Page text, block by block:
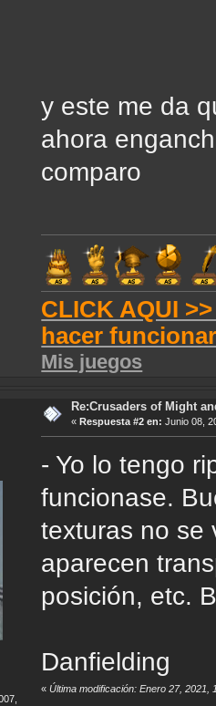
y este me da
ahora
comparo
CLICK AQUI
hacer
Mis juegos
Re:Crusaders of Might
« Respuesta #2 en: Junio 08,
- Yo lo tengo
funcionase.
texturas no se
aparecen
posición, etc.
Danfielding
«Última modificación: Enero 27, 2021,